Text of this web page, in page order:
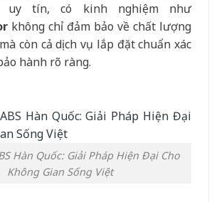
uy tín, có kinh nghiệm như
không chỉ đảm bảo về chất lượng
còn cả dịch vụ lắp đặt chuẩn xác
hành rõ ràng.
Hàn Quốc: Giải Pháp Hiện Đại Cho
Không Gian Sống Việt